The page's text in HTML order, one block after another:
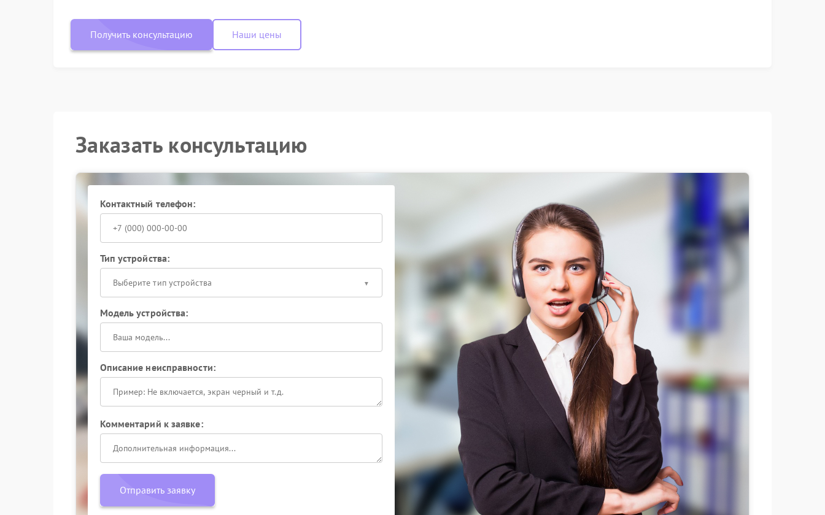
Получить консультацию Наши цены
Заказать консультацию
Контактный телефон:
Тип устройства:
Выберите тип устройства
Модель устройства:
Описание неисправности:
Комментарий к заявке:
Отправить заявку